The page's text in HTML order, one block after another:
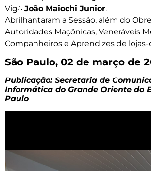
Vig∴ João Maiochi Junior.
Abrilhantaram a Sessão, além do
Autoridades Maçônicas, Veneráveis
Companheiros e Aprendizes de
São Paulo, 02 de março de
Publicação: Secretaria de
Informática do Grande Oriente do
Paulo